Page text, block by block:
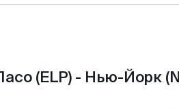
(ELP) - Нью-Йорк